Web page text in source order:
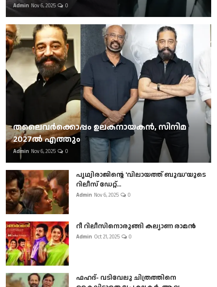
Admin Nov 6, 2025 0
തലൈവര്‍ക്കൊപ്പം ഉലകനായകന്‍, സിനിമ
2027ല്‍ എത്തും
Admin Nov 6, 2025 0
പൃഥ്വിരാജിന്റെ 'വിലായത്ത് ബുദ്ധ'യുടെ
റിലീസ് ഡേറ്റ്...
Admin Nov 6, 2025 0
റീ റിലീസിനൊരുങ്ങി കല്യാണ രാമൻ
Admin Oct 21, 2025 0
ഫഹദ്- വടിവേലു ചിത്രത്തിനെ